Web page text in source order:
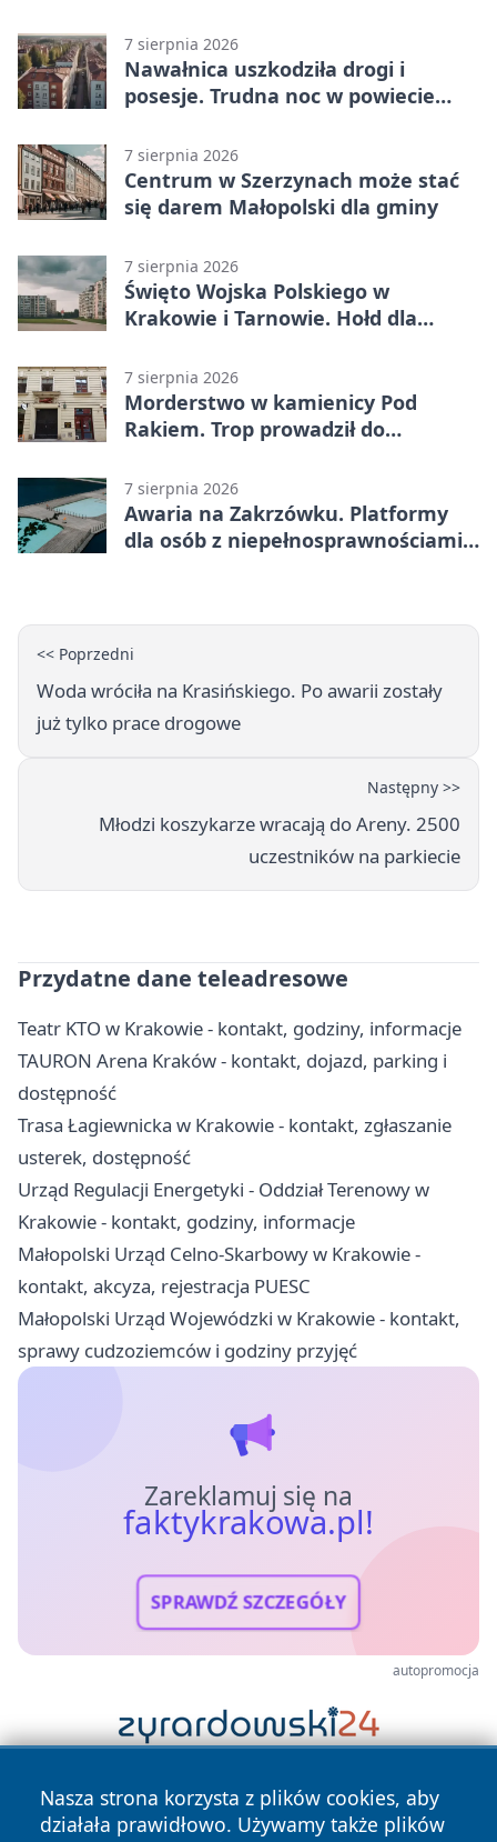
7 sierpnia 2026
Nawałnica uszkodziła drogi i
posesje. Trudna noc w powiecie
7 sierpnia 2026
Centrum w Szerzynach może stać
się darem Małopolski dla gminy
7 sierpnia 2026
Święto Wojska Polskiego w
Krakowie i Tarnowie. Hołd dla
7 sierpnia 2026
Morderstwo w kamienicy Pod
Rakiem. Trop prowadził do
7 sierpnia 2026
Awaria na Zakrzówku. Platformy
dla osób z niepełnosprawnościami
<< Poprzedni
Woda wróciła na Krasińskiego. Po awarii zostały
już tylko prace drogowe
Następny >>
Młodzi koszykarze wracają do Areny. 2500
uczestników na parkiecie
Przydatne dane teleadresowe
Teatr KTO w Krakowie - kontakt, godziny, informacje
TAURON Arena Kraków - kontakt, dojazd, parking i
dostępność
Trasa Łagiewnicka w Krakowie - kontakt, zgłaszanie
usterek, dostępność
Urząd Regulacji Energetyki - Oddział Terenowy w
Krakowie - kontakt, godziny, informacje
Małopolski Urząd Celno-Skarbowy w Krakowie -
kontakt, akcyza, rejestracja PUESC
Małopolski Urząd Wojewódzki w Krakowie - kontakt,
sprawy cudzoziemców i godziny przyjęć
Zareklamuj się na
faktykrakowa.pl!
SPRAWDŹ SZCZEGÓŁY
autopromocja
Nasza strona korzysta z plików cookies, aby
działała prawidłowo. Używamy także plików